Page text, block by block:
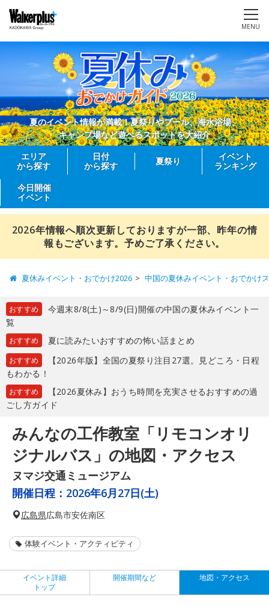
MENU
夏のイベント情報が満載！夏祭りやプール、海水浴場、
キャンプ場など遊べるスポットを大紹介
エリア
から探す
日付
から探す
夏祭り
イベント
ランキング
今日開催
イベント
2026年情報へ順次更新しておりますが一部、昨年の情
報もございます。予めご了承ください。
夏休みイベント・おでかけ2026 中国の夏休みイベント・おでかけ
おすすめ
今週末8/8(土)～8/9(日)開催の中国の夏休みイベント一
覧
おすすめ 夏に読みたいおすすめの怖い話まとめ
おすすめ
【2026年版】全国の夏祭り注目27選。見どころ・日程
もわかる！
おすすめ
【2026夏休み】おうち時間を充実させるおすすめの過
ごし方ガイド
みんなの工作教室「リモコンオリ
ジナルバス」の地図・アクセス
ヌマジ交通ミュージアム
開催日程： 2026年6月27日(土)
広島県広島市安佐南区
体験イベント・アクティビティ
イベント詳細
トップ
開催期間など 地図・アクセス